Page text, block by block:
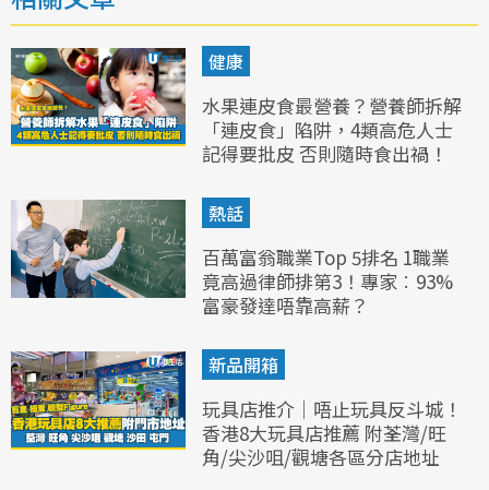
健康
水果連皮食最營養？營養師拆解
「連皮食」陷阱，4類高危人士
記得要批皮 否則隨時食出禍！
熱話
百萬富翁職業Top 5排名 1職業
竟高過律師排第3！專家︰93%
富豪發達唔靠高薪？
新品開箱
玩具店推介｜唔止玩具反斗城！
香港8大玩具店推薦 附荃灣/旺
角/尖沙咀/觀塘各區分店地址